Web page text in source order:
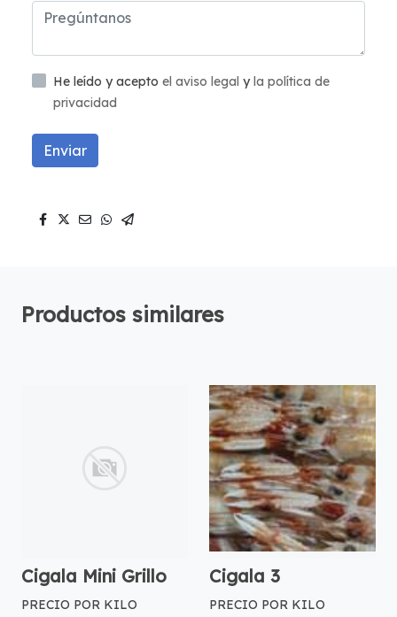
He leído y acepto el aviso legal yla política de
privacidad
Enviar
Productos similares
Cigala Mini Grillo
PRECIO POR KILO
Cigala 3
PRECIO POR KILO